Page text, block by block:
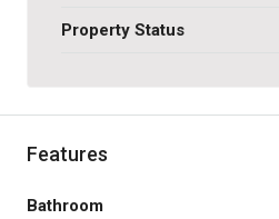
Property Status
Features
Bathroom